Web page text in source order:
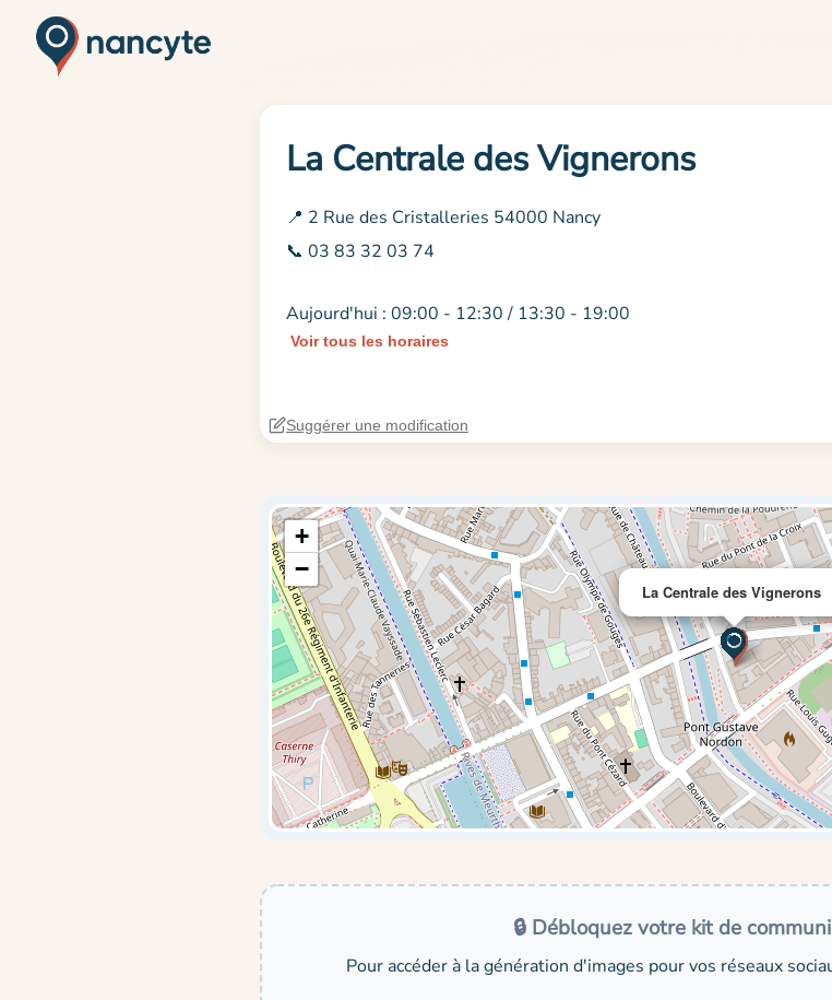
La Centrale des Vignerons
📍 2 Rue des Cristalleries 54000 Nancy
📞 03 83 32 03 74
Aujourd'hui : 09:00 - 12:30 / 13:30 - 19:00
Voir tous les horaires
Suggérer une modification
La Centrale des Vignerons
+
−
🔒 Débloquez votre kit de
Pour accéder à la génération d'images pour vos réseaux